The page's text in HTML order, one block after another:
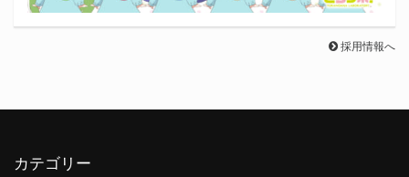
採用情報へ
カテゴリー